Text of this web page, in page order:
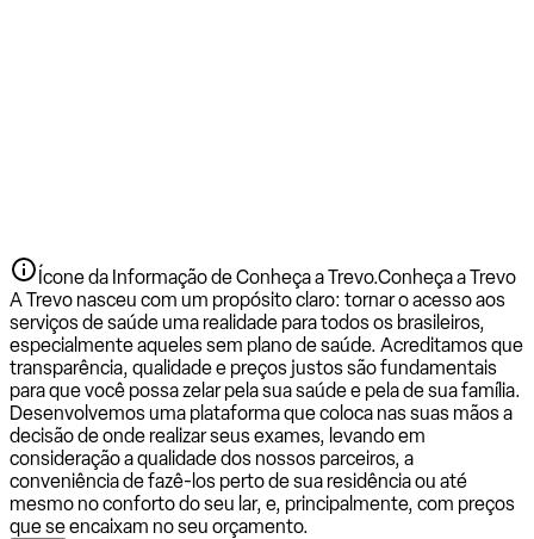
Ícone da Informação de Conheça a Trevo.Conheça a Trevo
A Trevo nasceu com um propósito claro: tornar o acesso aos
serviços de saúde uma realidade para todos os brasileiros,
especialmente aqueles sem plano de saúde. Acreditamos que
transparência, qualidade e preços justos são fundamentais
para que você possa zelar pela sua saúde e pela de sua família.
Desenvolvemos uma plataforma que coloca nas suas mãos a
decisão de onde realizar seus exames, levando em
consideração a qualidade dos nossos parceiros, a
conveniência de fazê-los perto de sua residência ou até
mesmo no conforto do seu lar, e, principalmente, com preços
que se encaixam no seu orçamento.